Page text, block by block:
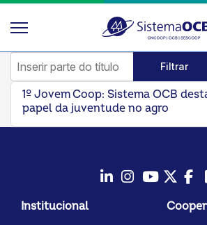
Inserir parte do título
Filtrar
1º Jovem Coop: Sistema OCB
papel da juventude no agro
Instagram
Youtube
Institucional